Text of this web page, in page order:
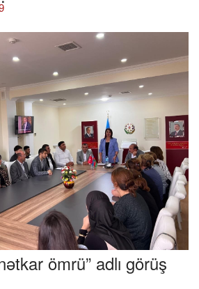
ömrü” adlı görüş